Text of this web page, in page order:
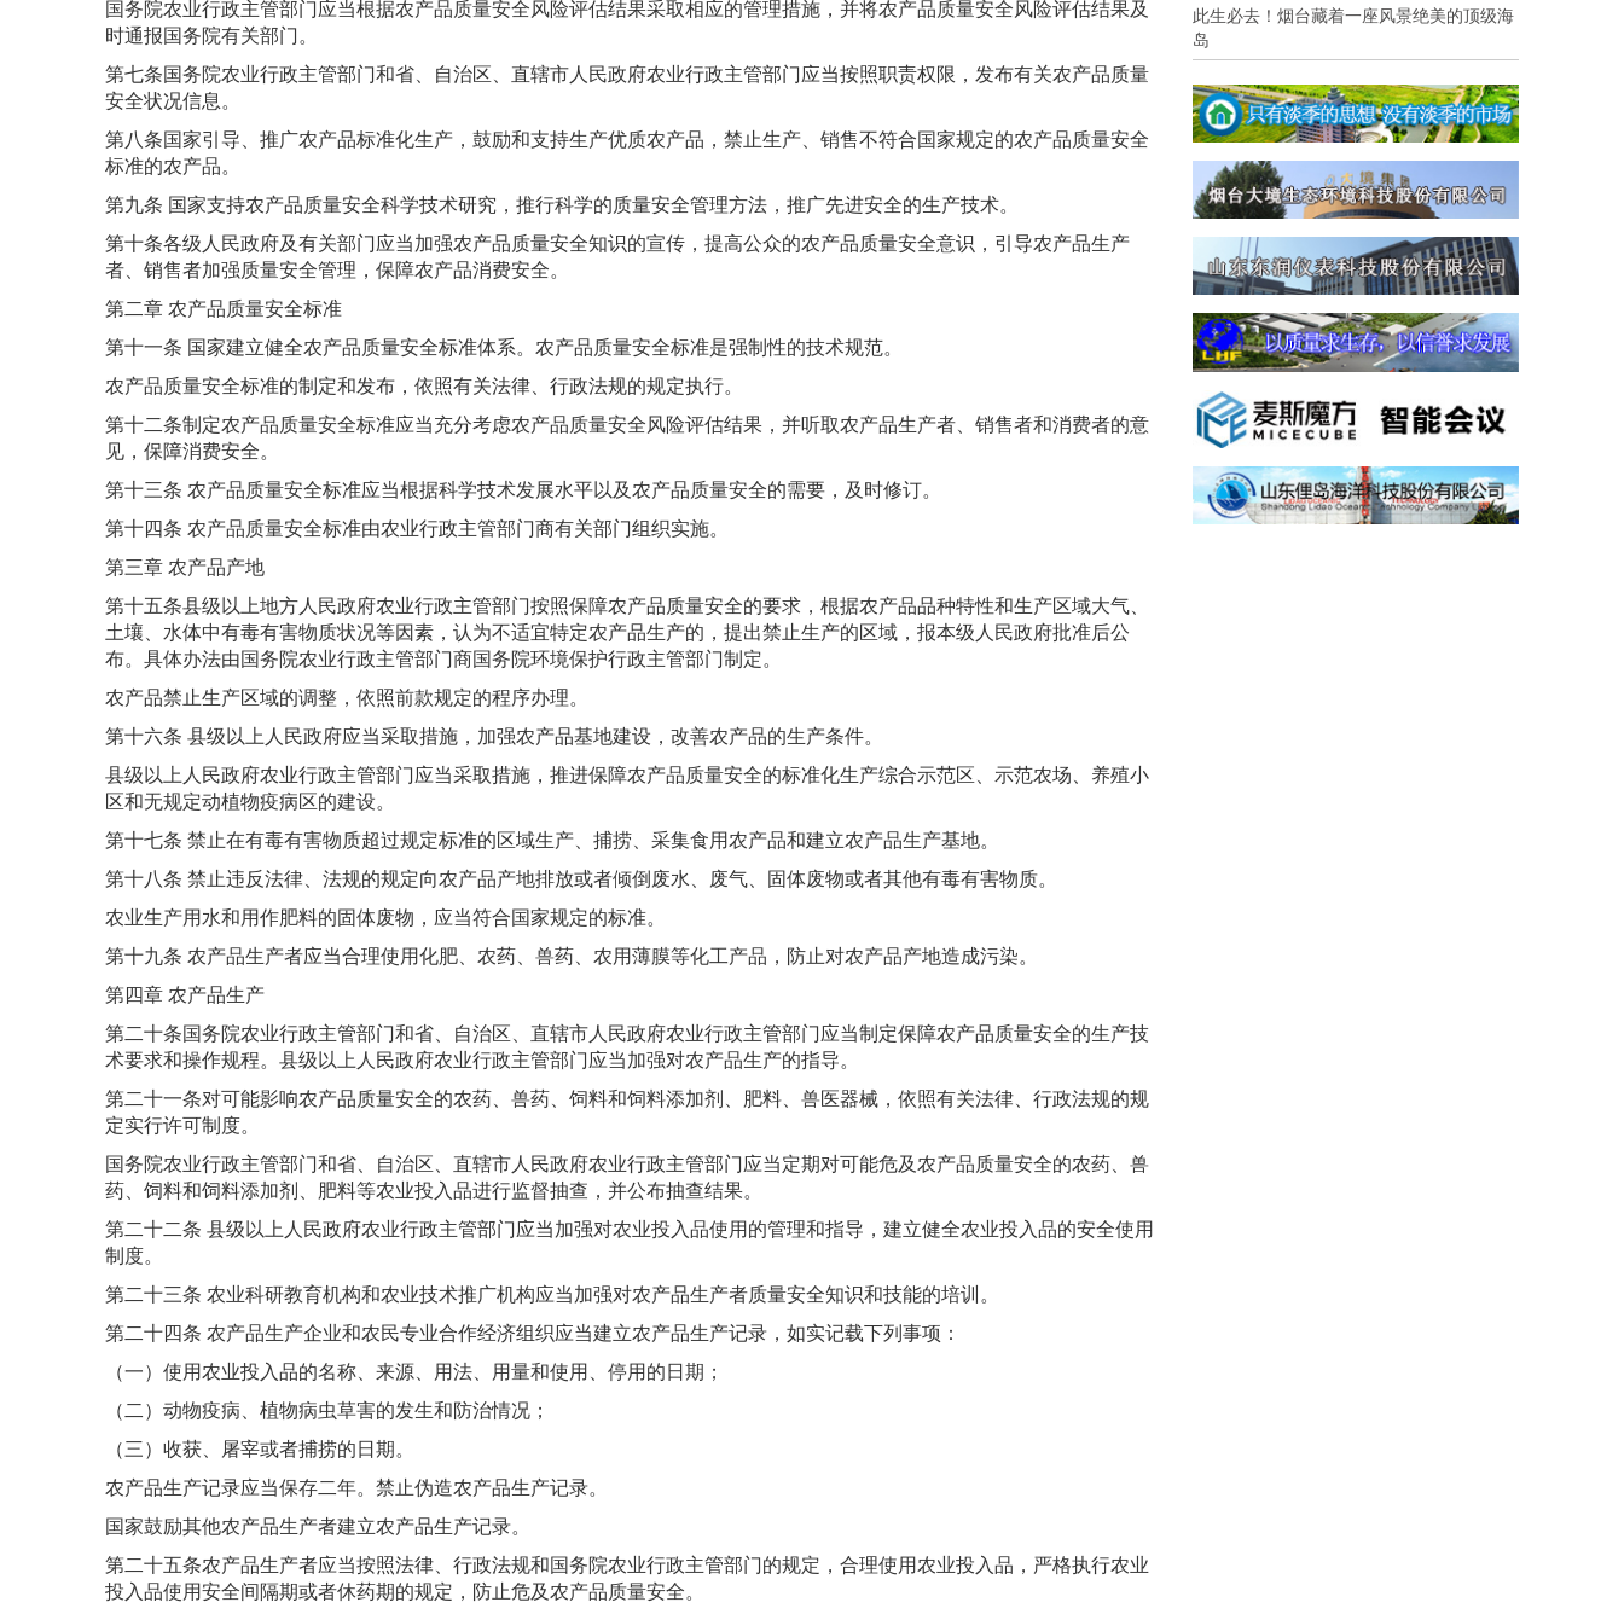
国务院农业行政主管部门应当根据农产品质量安全风险评估结果采取相应的管理措施，并将农产品质量安全风险评估结果及
时通报国务院有关部门。
第七条国务院农业行政主管部门和省、自治区、直辖市人民政府农业行政主管部门应当按照职责权限，发布有关农产品质量
安全状况信息。
第八条国家引导、推广农产品标准化生产，鼓励和支持生产优质农产品，禁止生产、销售不符合国家规定的农产品质量安全
标准的农产品。
第九条 国家支持农产品质量安全科学技术研究，推行科学的质量安全管理方法，推广先进安全的生产技术。
第十条各级人民政府及有关部门应当加强农产品质量安全知识的宣传，提高公众的农产品质量安全意识，引导农产品生产
者、销售者加强质量安全管理，保障农产品消费安全。
第二章 农产品质量安全标准
第十一条 国家建立健全农产品质量安全标准体系。农产品质量安全标准是强制性的技术规范。
农产品质量安全标准的制定和发布，依照有关法律、行政法规的规定执行。
第十二条制定农产品质量安全标准应当充分考虑农产品质量安全风险评估结果，并听取农产品生产者、销售者和消费者的意
见，保障消费安全。
第十三条 农产品质量安全标准应当根据科学技术发展水平以及农产品质量安全的需要，及时修订。
第十四条 农产品质量安全标准由农业行政主管部门商有关部门组织实施。
第三章 农产品产地
第十五条县级以上地方人民政府农业行政主管部门按照保障农产品质量安全的要求，根据农产品品种特性和生产区域大气、
土壤、水体中有毒有害物质状况等因素，认为不适宜特定农产品生产的，提出禁止生产的区域，报本级人民政府批准后公
布。具体办法由国务院农业行政主管部门商国务院环境保护行政主管部门制定。
农产品禁止生产区域的调整，依照前款规定的程序办理。
第十六条 县级以上人民政府应当采取措施，加强农产品基地建设，改善农产品的生产条件。
县级以上人民政府农业行政主管部门应当采取措施，推进保障农产品质量安全的标准化生产综合示范区、示范农场、养殖小
区和无规定动植物疫病区的建设。
第十七条 禁止在有毒有害物质超过规定标准的区域生产、捕捞、采集食用农产品和建立农产品生产基地。
第十八条 禁止违反法律、法规的规定向农产品产地排放或者倾倒废水、废气、固体废物或者其他有毒有害物质。
农业生产用水和用作肥料的固体废物，应当符合国家规定的标准。
第十九条 农产品生产者应当合理使用化肥、农药、兽药、农用薄膜等化工产品，防止对农产品产地造成污染。
第四章 农产品生产
第二十条国务院农业行政主管部门和省、自治区、直辖市人民政府农业行政主管部门应当制定保障农产品质量安全的生产技
术要求和操作规程。县级以上人民政府农业行政主管部门应当加强对农产品生产的指导。
第二十一条对可能影响农产品质量安全的农药、兽药、饲料和饲料添加剂、肥料、兽医器械，依照有关法律、行政法规的规
定实行许可制度。
国务院农业行政主管部门和省、自治区、直辖市人民政府农业行政主管部门应当定期对可能危及农产品质量安全的农药、兽
药、饲料和饲料添加剂、肥料等农业投入品进行监督抽查，并公布抽查结果。
第二十二条 县级以上人民政府农业行政主管部门应当加强对农业投入品使用的管理和指导，建立健全农业投入品的安全使用
制度。
第二十三条 农业科研教育机构和农业技术推广机构应当加强对农产品生产者质量安全知识和技能的培训。
第二十四条 农产品生产企业和农民专业合作经济组织应当建立农产品生产记录，如实记载下列事项：
（一）使用农业投入品的名称、来源、用法、用量和使用、停用的日期；
（二）动物疫病、植物病虫草害的发生和防治情况；
（三）收获、屠宰或者捕捞的日期。
农产品生产记录应当保存二年。禁止伪造农产品生产记录。
国家鼓励其他农产品生产者建立农产品生产记录。
第二十五条农产品生产者应当按照法律、行政法规和国务院农业行政主管部门的规定，合理使用农业投入品，严格执行农业
投入品使用安全间隔期或者休药期的规定，防止危及农产品质量安全。
此生必去！烟台藏着一座风景绝美的顶级海
岛